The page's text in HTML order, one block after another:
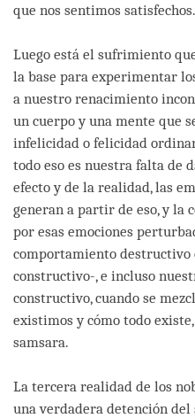
que nos sentimos satisfechos.
Luego está el sufrimiento
la base para experimentar
a nuestro renacimiento
un cuerpo y una mente que
infelicidad o felicidad
todo eso es nuestra falta de
efecto y de la realidad, las
generan a partir de eso, y la
por esas emociones
comportamiento destructivo
constructivo-, e incluso
constructivo, cuando se
existimos y cómo todo
samsara.
La tercera realidad de los
una verdadera detención